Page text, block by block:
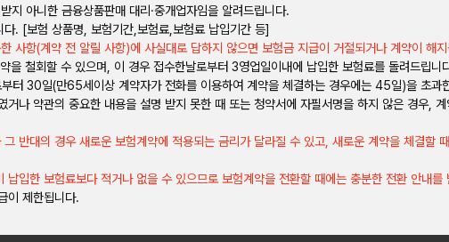
아니한 금융상품판매 대리·중개업자임을 알려드립니다.
. [보험 상품명, 보험기간,보험료,보험료 납입기간 등]
사항(계약 전 알릴 사항)에 사실대로 답하지 않으면 보험금 지급이 거절되거나 계약이 해
철회할 수 있으며, 이 경우 접수한날로부터 3영업일이내에 납입한 보험료를 돌려드립
터 30일(만65세이상 계약자가 전화를 이용하여 계약을 체결하는 경우에는 45일)을 초과
나 약관의 중요한 내용을 설명 받지 못한 때 또는 청약서에 자필서명을 하지 않은 경우,
반대의 경우 새로운 보험계약에 적용되는 금리가 달라질 수 있고, 새로운 계약을 체결할
입한 보험료보다 적거나 없을 수 있으므로 보험계약을 전환할 때에는 충분한 전환 안내를
이 제한됩니다.